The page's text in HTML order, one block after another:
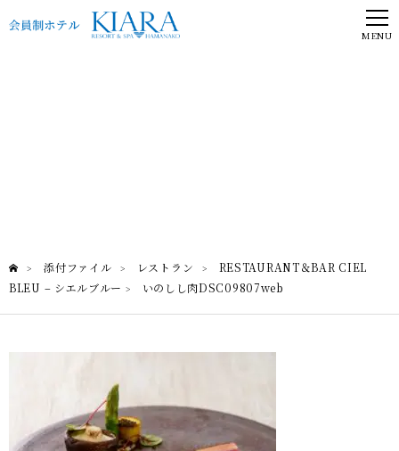
MENU
> 添付ファイル > レストラン >
RESTAURANT＆BAR CIEL
BLEU – シエルブルー > いのしし肉DSC09807web